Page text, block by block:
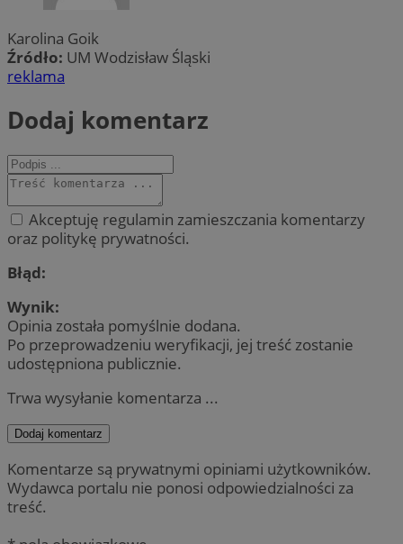
Karolina Goik
Źródło: UM Wodzisław Śląski
reklama
Dodaj komentarz
Akceptuję regulamin zamieszczania komentarzy
oraz politykę prywatności.
Błąd:
Wynik:
Opinia została pomyślnie dodana.
Po przeprowadzeniu weryfikacji, jej treść zostanie
udostępniona publicznie.
Trwa wysyłanie komentarza ...
Dodaj komentarz
Komentarze są prywatnymi opiniami użytkowników.
Wydawca portalu nie ponosi odpowiedzialności za
treść.